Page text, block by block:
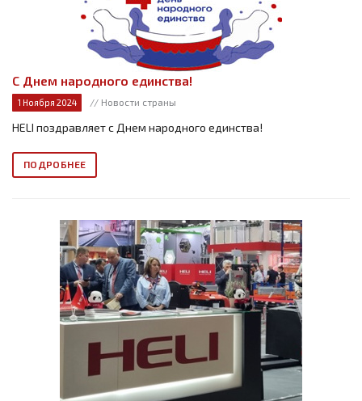
С Днем народного единства!
1 Ноября 2024 // Новости страны
HELI поздравляет с Днем народного единства!
ПОДРОБНЕЕ